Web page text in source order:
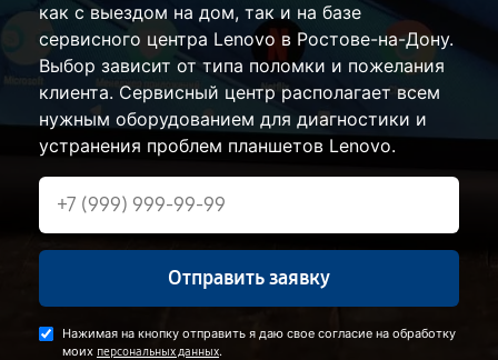
как с выездом на дом, так и на базе
сервисного центра Lenovo в Ростове-на-Дону.
Выбор зависит от типа поломки и пожелания
клиента. Сервисный центр располагает всем
нужным оборудованием для диагностики и
устранения проблем планшетов Lenovo.
Отправить заявку
Нажимая на кнопку отправить я даю свое согласие на обработку
моих персональных данных.